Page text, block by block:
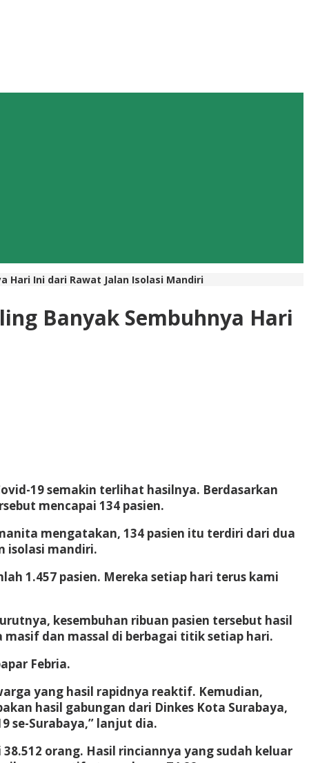
Hari Ini dari Rawat Jalan Isolasi Mandiri
Banyak Sembuhnya Hari
19 semakin terlihat hasilnya. Berdasarkan
mencapai 134 pasien.
mengatakan, 134 pasien itu terdiri dari dua
isolasi mandiri.
1.457 pasien. Mereka setiap hari terus kami
kesembuhan ribuan pasien tersebut hasil
dan massal di berbagai titik setiap hari.
Febria.
yang hasil rapidnya reaktif. Kemudian,
hasil gabungan dari Dinkes Kota Surabaya,
se-Surabaya,” lanjut dia.
orang. Hasil rinciannya yang sudah keluar